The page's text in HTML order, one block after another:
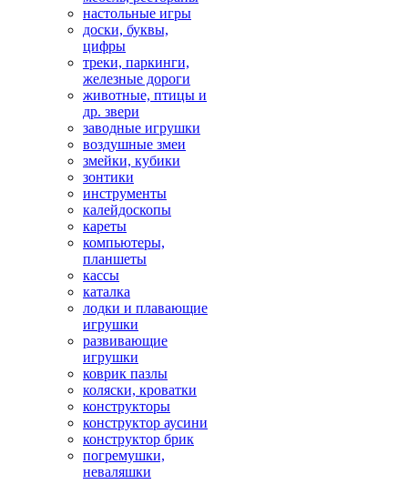
настольные игры
доски, буквы,
цифры
треки, паркинги,
железные дороги
животные, птицы и
др. звери
заводные игрушки
воздушные змеи
змейки, кубики
зонтики
инструменты
калейдоскопы
кареты
компьютеры,
планшеты
кассы
каталка
лодки и плавающие
игрушки
развивающие
игрушки
коврик пазлы
коляски, кроватки
конструкторы
конструктор аусини
конструктор брик
погремушки,
неваляшки